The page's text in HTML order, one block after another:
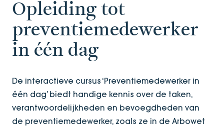
Opleiding tot
preventiemedewerker
in één dag
De interactieve cursus ‘Preventiemedewerker in
één dag’ biedt handige kennis over de taken,
verantwoordelijkheden en bevoegdheden van
de preventiemedewerker, zoals ze in de Arbowet